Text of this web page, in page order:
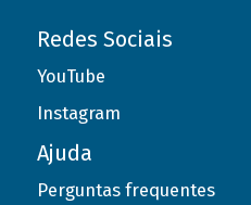
Redes Sociais
YouTube
Instagram
Ajuda
Perguntas frequentes